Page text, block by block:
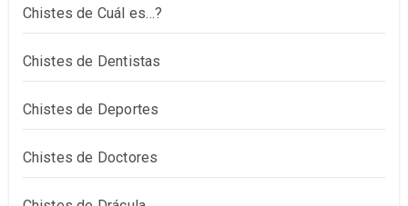
Chistes de Cuál es…?
Chistes de Dentistas
Chistes de Deportes
Chistes de Doctores